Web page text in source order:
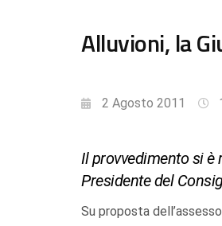
Alluvioni, la
2 Agosto 2011
Il provvedimento si è
Presidente del
Su proposta